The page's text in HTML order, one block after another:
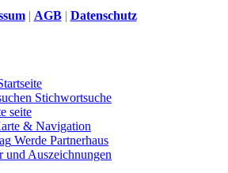
| AGB| Datenschutz
Stichwortsuche
seite
& Navigation
Werde Partnerhaus
und Auszeichnungen